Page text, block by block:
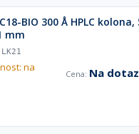
BIO 300 Å HPLC
mm
na
Na dotaz